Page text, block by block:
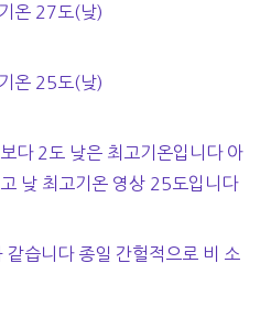
온 27도(낮)
온 25도(낮)
다 2도 낮은 최고기온입니다 아
낮 최고기온 영상 25도입니다
같습니다 종일 간헐적으로 비 소